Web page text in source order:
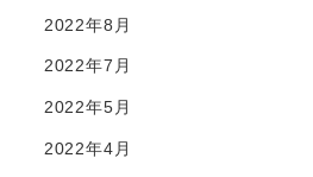
2022年8月
2022年7月
2022年5月
2022年4月